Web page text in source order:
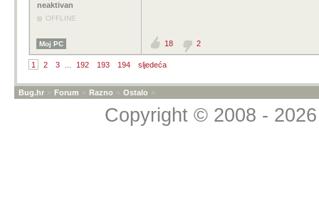
neaktivan
OFFLINE
Moj PC 18 2
1 2 3 192 193 194 sljedeća
Bug.hr » Forum » Razno » Ostalo »
Copyright © 2008 -